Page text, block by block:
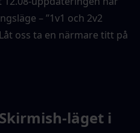
– ”1v1 och 2v2
oss ta en närmare titt på
läget i